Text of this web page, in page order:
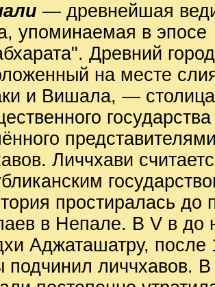
— древнейшая
упоминаемая в эпосе
Древний
на месте
и Вишала, — столица
Личчхави
простиралась до
в Непале. В V в до
Аджаташатру, после
подчинил личчхавов. В